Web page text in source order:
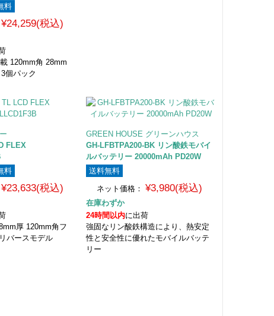
料
¥24,259(税込)
120mm角 28mm
個パック
FLEX
料
¥23,633(税込)
厚 120mm角フ
バースモデル
GREEN HOUSE グリーンハウス
GH-LFBTPA200-BK リン酸鉄モバイ
ルバッテリー 20000mAh PD20W
送料無料
ネット価格：
¥3,980(税込)
在庫わずか
24時間以内に出荷
強固なリン酸鉄構造により、熱安定
性と安全性に優れたモバイルバッテ
リー